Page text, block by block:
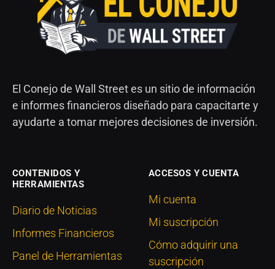
El Conejo de Wall Street es un sitio de información
e informes financieros diseñado para capacitarte y
ayudarte a tomar mejores decisiones de inversión.
CONTENIDOS Y
HERRAMIENTAS
Diario de Noticias
Informes Financieros
Panel de Herramientas
ACCESOS Y CUENTA
Mi cuenta
Mi suscripción
Cómo adquirir una
suscripción